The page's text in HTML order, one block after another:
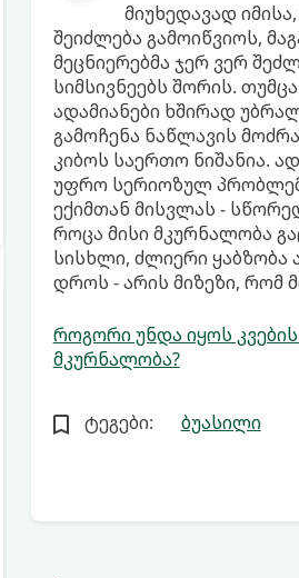
მიუხედავად
შეიძლება გამოიწვიოს,
მეცნიერებმა ჯერ ვერ
სიმსივნეებს შორის.
ადამიანები ხშირად
გამოჩენა ნაწლავის
კიბოს საერთო ნიშანია.
უფრო სერიოზულ
ექიმთან მისვლას -
როცა მისი მკურნალობა
სისხლი, ძლიერი ყაბზობა
დროს - არის მიზეზი, რომ
როგორი უნდა იყოს
მკურნალობა?
ტეგები: ბუასილი